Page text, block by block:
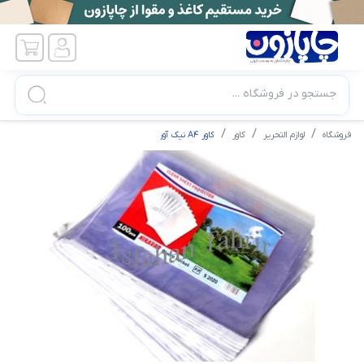
جستجو در فروشگاه ...
فروشگاه لوازم التحریر کاور کاور A4 نیک آور